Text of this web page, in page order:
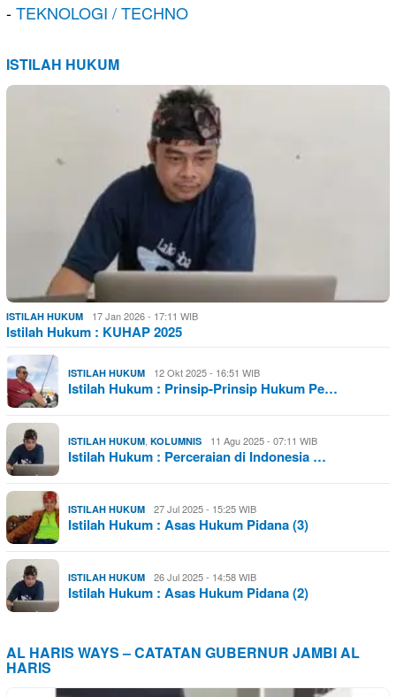
-TEKNOLOGI / TECHNO
ISTILAH HUKUM
ISTILAH HUKUM 17 Jan 2026 - 17:11 WIB
Istilah Hukum : KUHAP 2025
ISTILAH HUKUM 12 Okt 2025 - 16:51 WIB
Istilah Hukum : Prinsip-Prinsip Hukum Pe…
ISTILAH HUKUM KOLUMNIS 11 Agu 2025 - 07:11 WIB
Istilah Hukum : Perceraian di Indonesia …
ISTILAH HUKUM 27 Jul 2025 - 15:25 WIB
Istilah Hukum : Asas Hukum Pidana (3)
ISTILAH HUKUM 26 Jul 2025 - 14:58 WIB
Istilah Hukum : Asas Hukum Pidana (2)
AL HARIS WAYS – CATATAN GUBERNUR JAMBI AL
HARIS